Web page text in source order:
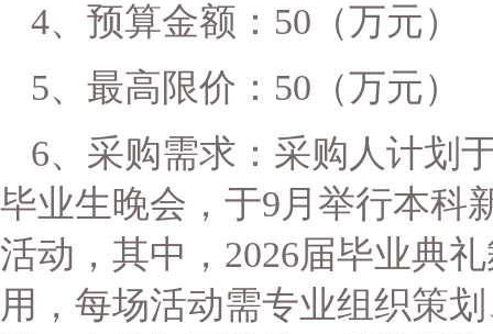
4、预算金额： 50 （万元）
5、最高限价： 50 （万元）
6、采购需求： 采购人计划
毕业生晚会，于9月举行本科
活动，其中，2026届毕业典
用，每场活动需专业组织策